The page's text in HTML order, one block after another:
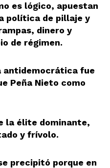
es lógico, apuestan
política de pillaje y
dinero y
de régimen.
antidemocrática fue
Peña Nieto como
la élite dominante,
y frívolo.
precipitó porque en